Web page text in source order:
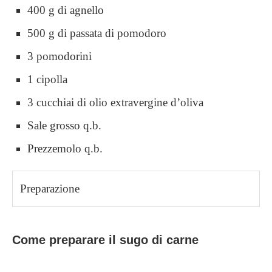
400 g di agnello
500 g di passata di pomodoro
3 pomodorini
1 cipolla
3 cucchiai di olio extravergine d’oliva
Sale grosso q.b.
Prezzemolo q.b.
Preparazione
Come preparare il sugo di carne